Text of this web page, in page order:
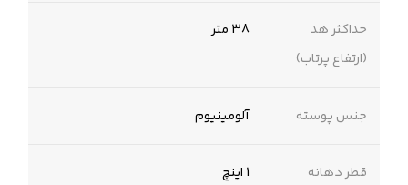
حداکثر هد
(ارتفاع پرتاب)
38 متر
جنس پوسته ‌آلومینیوم‌
قطر دهانه
1 اینچ